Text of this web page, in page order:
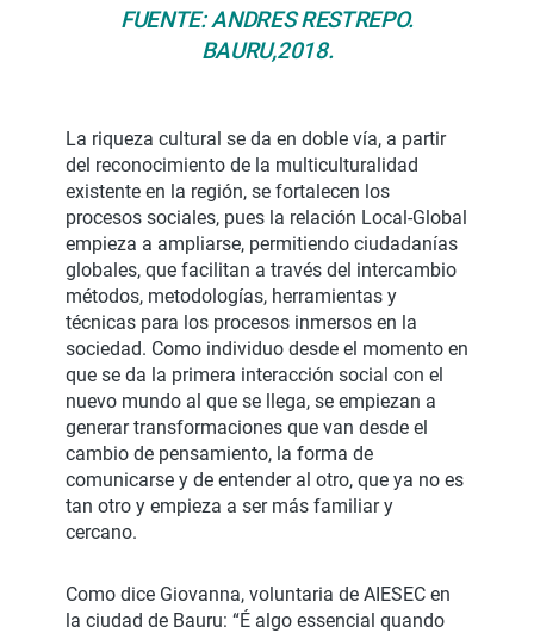
FUENTE: ANDRES RESTREPO.
BAURU,2018.
La riqueza cultural se da en doble vía, a partir
del reconocimiento de la multiculturalidad
existente en la región, se fortalecen los
procesos sociales, pues la relación Local-Global
empieza a ampliarse, permitiendo ciudadanías
globales, que facilitan a través del intercambio
métodos, metodologías, herramientas y
técnicas para los procesos inmersos en la
sociedad. Como individuo desde el momento en
que se da la primera interacción social con el
nuevo mundo al que se llega, se empiezan a
generar transformaciones que van desde el
cambio de pensamiento, la forma de
comunicarse y de entender al otro, que ya no es
tan otro y empieza a ser más familiar y
cercano.
Como dice Giovanna, voluntaria de AIESEC en
la ciudad de Bauru: “É algo essencial quando